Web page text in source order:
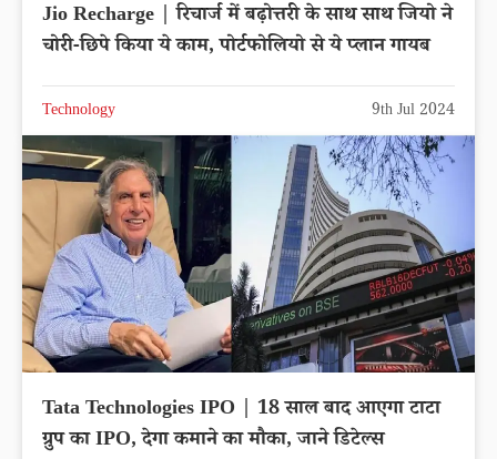
Jio Recharge | रिचार्ज में बढ़ोत्तरी के साथ साथ जियो ने
चोरी-छिपे किया ये काम, पोर्टफोलियो से ये प्लान गायब
Technology 9th Jul 2024
Tata Technologies IPO | 18 साल बाद आएगा टाटा
ग्रुप का IPO, देगा कमाने का मौका, जाने डिटेल्स